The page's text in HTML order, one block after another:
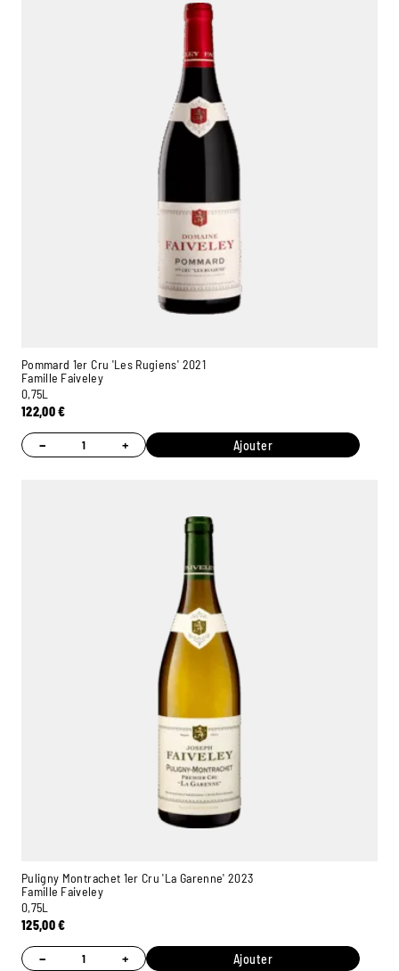
Pommard 1er Cru 'Les Rugiens' 2021
Famille Faiveley
0,75L
122,00€
− + Ajouter
Puligny Montrachet 1er Cru 'La Garenne' 2023
Famille Faiveley
0,75L
125,00€
− + Ajouter